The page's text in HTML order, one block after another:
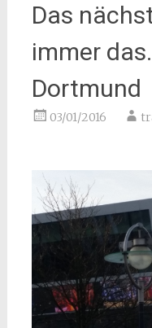
Das
immer
Dortmund
03/01/2016